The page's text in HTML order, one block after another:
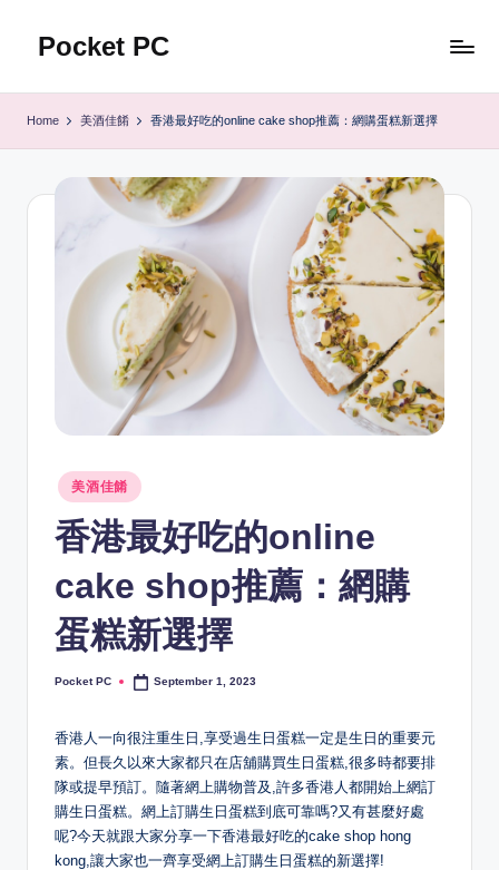
Pocket PC
Home 美酒佳餚 香港最好吃的online cake shop推薦：網購蛋糕新選擇
Posted
in
美酒佳餚
香港最好吃的online
cake shop推薦：網購
蛋糕新選擇
Posted
Pocket PC September 1, 2023
香港人一向很注重生日,享受過生日蛋糕一定是生日的重要元
素。但長久以來大家都只在店舖購買生日蛋糕,很多時都要排
隊或提早預訂。隨著網上購物普及,許多香港人都開始上網訂
購生日蛋糕。網上訂購生日蛋糕到底可靠嗎?又有甚麼好處
呢?今天就跟大家分享一下香港最好吃的cake shop hong
kong,讓大家也一齊享受網上訂購生日蛋糕的新選擇!